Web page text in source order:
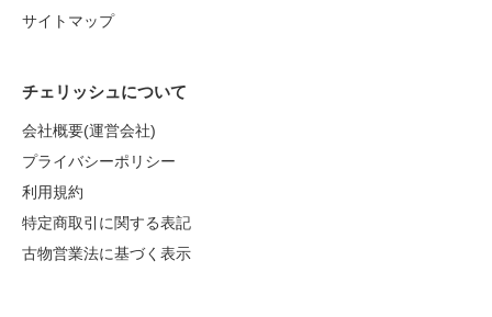
サイトマップ
チェリッシュについて
会社概要(運営会社)
プライバシーポリシー
利用規約
特定商取引に関する表記
古物営業法に基づく表示